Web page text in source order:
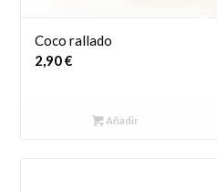
Coco rallado
2,90€
Añadir